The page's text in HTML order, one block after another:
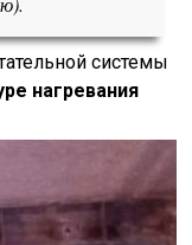
системы
нагревания